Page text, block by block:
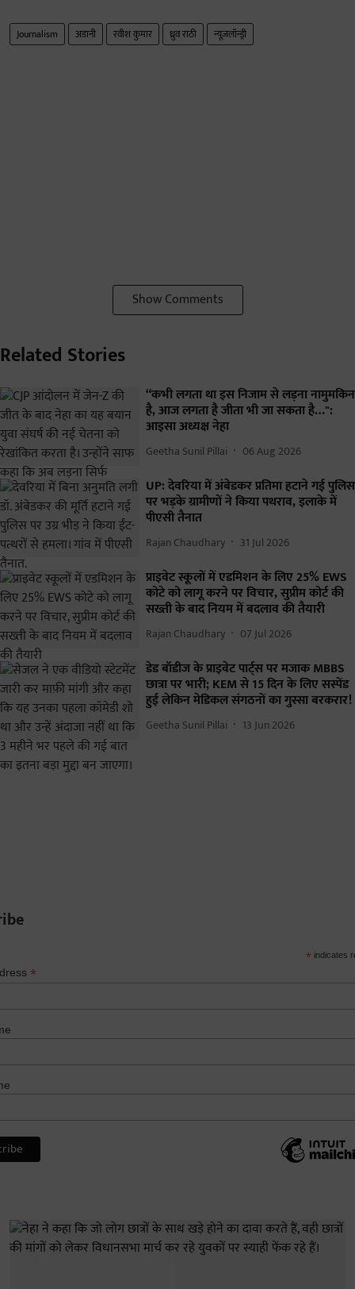
Journalism अडानी रवीश कुमार ध्रुव राठी न्यूज़लॉन्ड्री
Show Comments
Related Stories
“कभी लगता था इस निजाम से लड़ना नामुमकिन
है, आज लगता है जीता भी जा सकता है…":
आइसा अध्यक्ष नेहा
Geetha Sunil Pillai 06 Aug 2026
UP: देवरिया में अंबेडकर प्रतिमा हटाने गई पुलिस
पर भड़के ग्रामीणों ने किया पथराव, इलाके में
पीएसी तैनात
Rajan Chaudhary 31 Jul 2026
प्राइवेट स्कूलों में एडमिशन के लिए 25% EWS
कोटे को लागू करने पर विचार, सुप्रीम कोर्ट की
सख्ती के बाद नियम में बदलाव की तैयारी
Rajan Chaudhary 07 Jul 2026
डेड बॉडीज के प्राइवेट पार्ट्स पर मजाक MBBS
छात्रा पर भारी; KEM से 15 दिन के लिए सस्पेंड
हुई लेकिन मेडिकल संगठनों का गुस्सा बरकरार!
Geetha Sunil Pillai 13 Jun 2026
* indicates
*